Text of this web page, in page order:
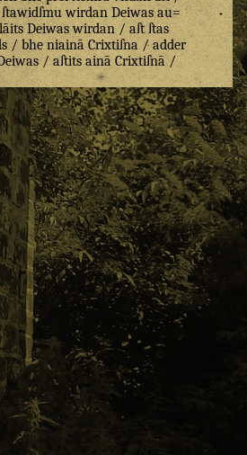
ſtawidſmu wirdan Deiwas au=
Deiwas wirdan/aſt ſtas
/bhe niainā Crixtiſna/adder
/aſtits ainā Crixtiſnā/